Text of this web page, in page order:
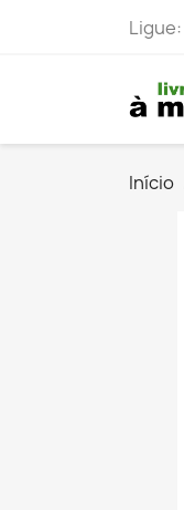
Ligue:
Início